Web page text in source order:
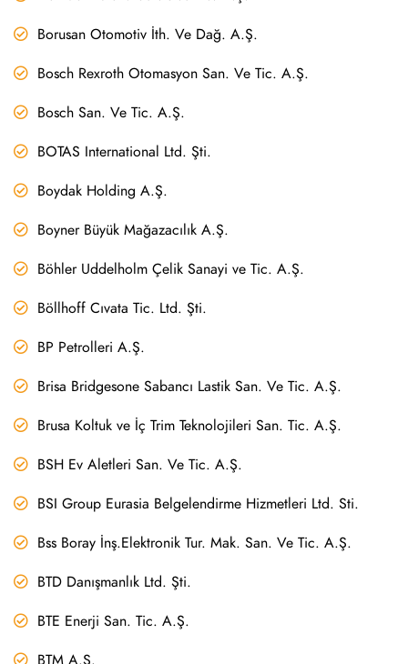
Borusan Otomotiv İth. Ve Dağ. A.Ş.
Bosch Rexroth Otomasyon San. Ve Tic. A.Ş.
Bosch San. Ve Tic. A.Ş.
BOTAS International Ltd. Şti.
Boydak Holding A.Ş.
Boyner Büyük Mağazacılık A.Ş.
Böhler Uddelholm Çelik Sanayi ve Tic. A.Ş.
Böllhoff Cıvata Tic. Ltd. Şti.
BP Petrolleri A.Ş.
Brisa Bridgesone Sabancı Lastik San. Ve Tic. A.Ş.
Brusa Koltuk ve İç Trim Teknolojileri San. Tic. A.Ş.
BSH Ev Aletleri San. Ve Tic. A.Ş.
BSI Group Eurasia Belgelendirme Hizmetleri Ltd. Sti.
Bss Boray İnş.Elektronik Tur. Mak. San. Ve Tic. A.Ş.
BTD Danışmanlık Ltd. Şti.
BTE Enerji San. Tic. A.Ş.